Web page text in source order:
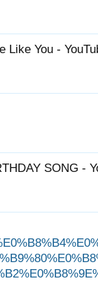
katicat
Like You -
SONG -